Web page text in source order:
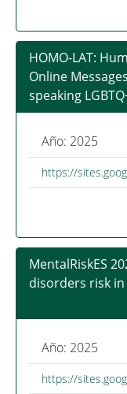
HOMO-LAT:
Online
speaking
Año: 2025
https://
MentalRiskES
disorders risk in
Año: 2025
https://